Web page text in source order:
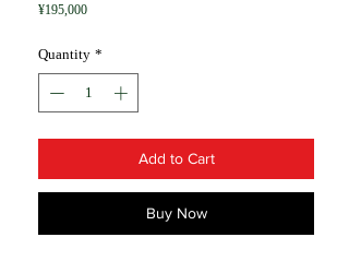
¥195,000Price
Quantity *
Add to Cart
Buy Now